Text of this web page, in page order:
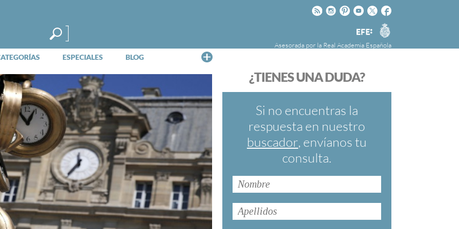
Facebook
Twitter
Youtube
Pinteres
Instagram
Rss
Agencia
EFE
Asesorada por la Real Academia Española
ESPECIALES BLOG
FundéuRAE es una fundación patrocinada por
cuyo objetivo es colaborar con el buen uso del
español en los medios de comunicación y en
Internet.
¿TIENES UNA DUDA?
Si no encuentras la
respuesta en nuestro
buscador, envíanos tu
consulta.